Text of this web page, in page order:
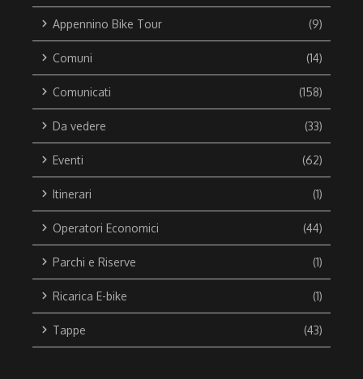
Appennino Bike Tour (9)
Comuni (14)
Comunicati (158)
Da vedere (33)
Eventi (62)
Itinerari (1)
Operatori Economici (44)
Parchi e Riserve (1)
Ricarica E-bike (1)
Tappe (43)